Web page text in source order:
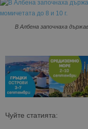
В Албена започнаха
Чуйте статията: